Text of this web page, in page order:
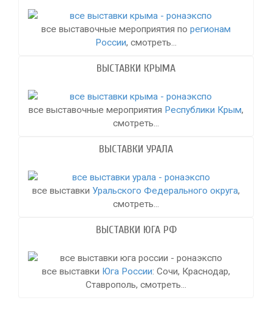
все выставочные мероприятия по регионам
России, смотреть...
ВЫСТАВКИ КРЫМА
все выставочные мероприятия Республики Крым,
смотреть...
ВЫСТАВКИ УРАЛА
все выставки Уральского Федерального округа,
смотреть...
ВЫСТАВКИ ЮГА РФ
все выставки Юга России: Сочи, Краснодар,
Ставрополь, смотреть...